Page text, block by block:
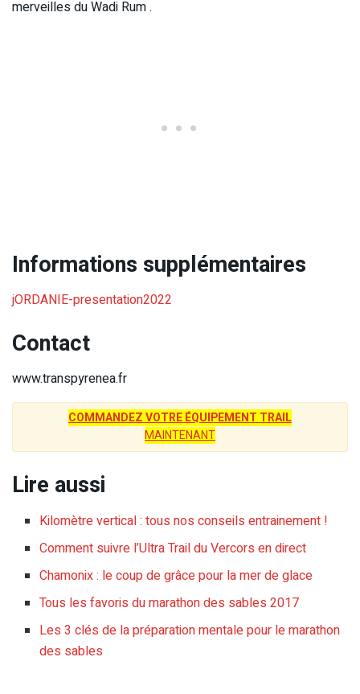
merveilles du Wadi Rum .
Informations supplémentaires
jORDANIE-presentation2022
Contact
www.transpyrenea.fr
COMMANDEZ VOTRE ÉQUIPEMENT TRAIL
MAINTENANT
Lire aussi
Kilomètre vertical : tous nos conseils entrainement !
Comment suivre l’Ultra Trail du Vercors en direct
Chamonix : le coup de grâce pour la mer de glace
Tous les favoris du marathon des sables 2017
Les 3 clés de la préparation mentale pour le marathon
des sables